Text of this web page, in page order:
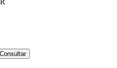
Consultar